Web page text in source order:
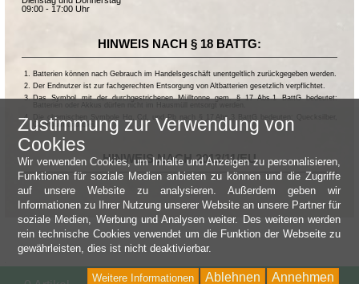
09:00 - 17:00 Uhr
HINWEIS NACH § 18 BATTG:
Batterien können nach Gebrauch im Handelsgeschäft unentgeltlich zurückgegeben werden.
Der Endnutzer ist zur fachgerechten Entsorgung von Altbatterien gesetzlich verpflichtet.
Das Symbol mit der durchgestrichenen Mülltonne gem. § 17 Abs.1 BattG bedeutet:
Die chemischen Symbole Hg, Cd, und Pb nach § 17 Abs.3 BattG bedeuten: Quecksilber,
Cadmium und Blei.
HINWEIS NACH 2013/11/EU
Zustimmung zur Verwendung von
Cookies
Wir verwenden Cookies, um Inhalte und Anzeigen zu personalisieren,
Funktionen für soziale Medien anbieten zu können und die Zugriffe
auf unsere Website zu analysieren. Außerdem geben wir
Informationen zu Ihrer Nutzung unserer Website an unsere Partner für
soziale Medien, Werbung und Analysen weiter. Des weiteren werden
rein technische Cookies verwendet um die Funktion der Webseite zu
gewährleisten, dies ist nicht deaktivierbar.
Annehmen
Ablehnen
Weitere Informationen